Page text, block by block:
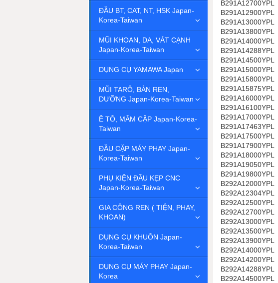
B291A12700YPL
B291A12900YPL
B291A13000YPL
B291A13800YPL
B291A14000YPL
B291A14288YPL
B291A14500YPL
B291A15000YPL
B291A15800YPL
B291A15875YPL
B291A16000YPL
B291A16100YPL
B291A17000YPL
B291A17463YPL
B291A17500YPL
B291A17900YPL
B291A18000YPL
B291A19050YPL
B291A19800YPL
B292A12000YPL
B292A12304YPL
B292A12500YPL
B292A12700YPL
B292A13000YPL
B292A13500YPL
B292A13900YPL
B292A14000YPL
B292A14200YPL
B292A14288YPL
B292A14500YPL
ĐẦU BT, CAT, NT, HSK Japan-
Korea-Taiwan
MŨI KHOAN, DA, VÁT CẠNH
Japan-Korea-Taiwan
DỤNG CỤ YAMAWA Japan
MŨI TARÔ, BÀN REN,
DƯỠNG Japan-Korea-Taiwan
Ê TÔ, MÂM CẶP Japan-Korea-
Taiwan
ĐẦU CẶP MÁY PHAY Japan-
Korea-Taiwan
PHỤ KIỆN ĐẦU KẸP CNC
Japan-Korea-Taiwan
GIA CÔNG REN ( TIỆN, PHAY,
KHOAN)
DỤNG CỤ KHUÔN Japan-
Korea-Taiwan
DỤNG CỤ MÁY PHAY Japan-
Korea